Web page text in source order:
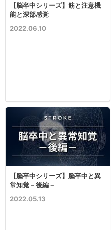
【脳卒中シリーズ】筋と注意機
能と深部感覚
2022.06.10
【脳卒中シリーズ】脳卒中と異
常知覚－後編－
2022.05.13